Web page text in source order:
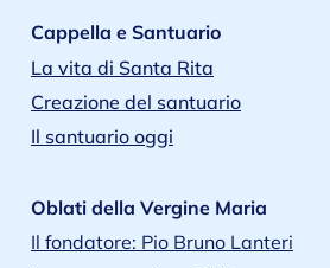
Cappella e Santuario
La vita di Santa Rita
Creazione del santuario
Il santuario oggi
Oblati della Vergine Maria
Il fondatore: Pio Bruno Lanteri